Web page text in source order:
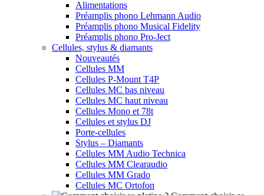
Alimentations
Préamplis phono Lehmann Audio
Préamplis phono Musical Fidelity
Préamplis phono Pro-Ject
Cellules, stylus & diamants
Nouveautés
Cellules MM
Cellules P-Mount T4P
Cellules MC bas niveau
Cellules MC haut niveau
Cellules Mono et 78t
Cellules et stylus DJ
Porte-cellules
Stylus – Diamants
Cellules MM Audio Technica
Cellules MM Clearaudio
Cellules MM Grado
Cellules MC Ortofon